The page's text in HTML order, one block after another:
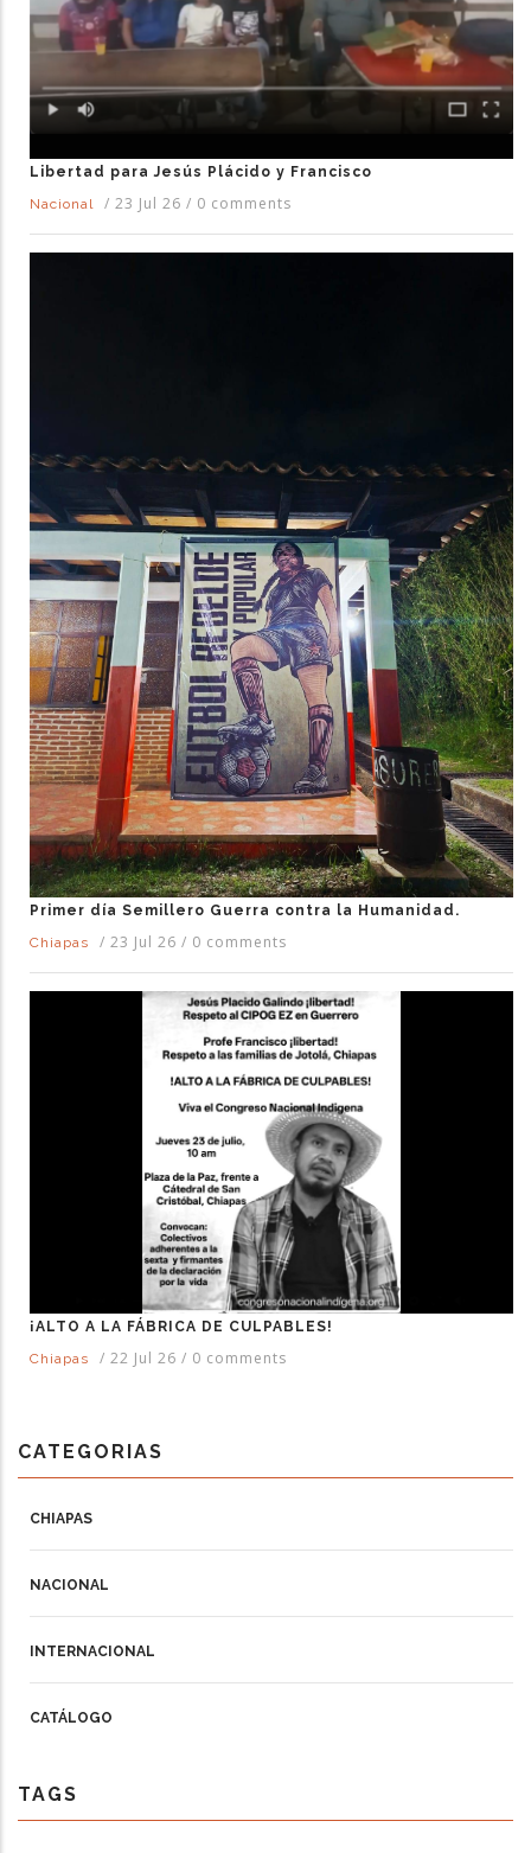
Libertad para Jesús Plácido y Francisco
Nacional
/ 23 Jul 26 / 0 comments
Primer día Semillero Guerra contra la Humanidad.
Chiapas
/ 23 Jul 26 / 0 comments
¡ALTO A LA FÁBRICA DE CULPABLES!
Chiapas
/ 22 Jul 26 / 0 comments
CATEGORIAS
CHIAPAS
NACIONAL
INTERNACIONAL
CATÁLOGO
TAGS